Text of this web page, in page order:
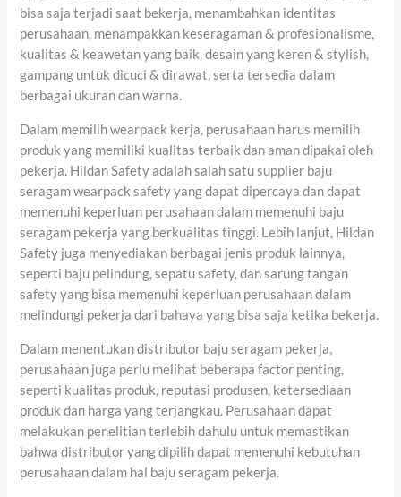
bisa saja terjadi saat bekerja, menambahkan identitas
perusahaan, menampakkan keseragaman & profesionalisme,
kualitas & keawetan yang baik, desain yang keren & stylish,
gampang untuk dicuci & dirawat, serta tersedia dalam
berbagai ukuran dan warna.
Dalam memilih wearpack kerja, perusahaan harus memilih
produk yang memiliki kualitas terbaik dan aman dipakai oleh
pekerja. Hildan Safety adalah salah satu supplier baju
seragam wearpack safety yang dapat dipercaya dan dapat
memenuhi keperluan perusahaan dalam memenuhi baju
seragam pekerja yang berkualitas tinggi. Lebih lanjut, Hildan
Safety juga menyediakan berbagai jenis produk lainnya,
seperti baju pelindung, sepatu safety, dan sarung tangan
safety yang bisa memenuhi keperluan perusahaan dalam
melindungi pekerja dari bahaya yang bisa saja ketika bekerja.
Dalam menentukan distributor baju seragam pekerja,
perusahaan juga perlu melihat beberapa factor penting,
seperti kualitas produk, reputasi produsen, ketersediaan
produk dan harga yang terjangkau. Perusahaan dapat
melakukan penelitian terlebih dahulu untuk memastikan
bahwa distributor yang dipilih dapat memenuhi kebutuhan
perusahaan dalam hal baju seragam pekerja.